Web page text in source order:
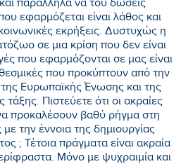
παράλληλα να του δώσεις
εφαρμόζεται είναι λάθος και
εκρήξεις. Δυστυχώς η
σε μια κρίση που δεν είναι
που εφαρμόζονται σε μας είναι
που προκύπτουν από την
Ευρωπαϊκής Ένωσης και της
τάξης. Πιστεύετε ότι οι ακραίες
προκαλέσουν βαθύ ρήγμα στη
την έννοια της δημιουργίας
; Τέτοια πράγματα είναι ακραία
Μόνο με ψυχραιμία και